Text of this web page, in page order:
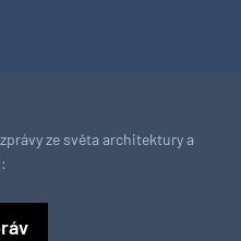
ze světa architektury a